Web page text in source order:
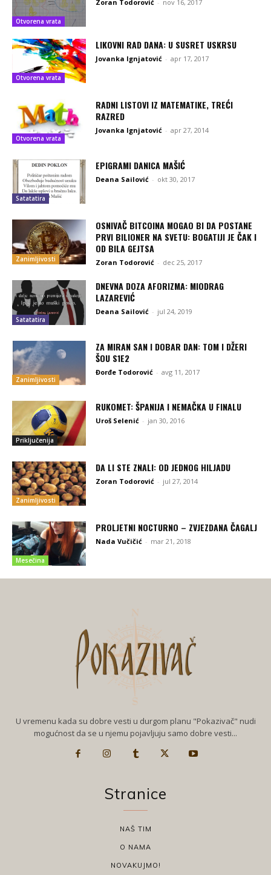
Otvorena vrata
Zoran Todorović - nov 16, 2017
Otvorena vrata
LIKOVNI RAD DANA: U SUSRET USKRSU
Jovanka Ignjatović - apr 17, 2017
Otvorena vrata
RADNI LISTOVI IZ MATEMATIKE, TREĆI
RAZRED
Jovanka Ignjatović - apr 27, 2014
Satatatira
EPIGRAMI DANICA MAŠIĆ
Deana Sailović - okt 30, 2017
Zanimljivosti
OSNIVAČ BITCOINA MOGAO BI DA POSTANE
PRVI BILIONER NA SVETU: BOGATIJI JE ČAK I
OD BILA GEJTSA
Zoran Todorović - dec 25, 2017
Satatatira
DNEVNA DOZA AFORIZMA: MIODRAG
LAZAREVIĆ
Deana Sailović - jul 24, 2019
Zanimljivosti
ZA MIRAN SAN I DOBAR DAN: TOM I DŽERI
ŠOU S1E2
Đorđe Todorović - avg 11, 2017
Priključenija
RUKOMET: ŠPANIJA I NEMAČKA U FINALU
Uroš Selenić - jan 30, 2016
Zanimljivosti
DA LI STE ZNALI: OD JEDNOG HILJADU
Zoran Todorović - jul 27, 2014
Mesečina
PROLJETNI NOCTURNO – ZVJEZDANA ČAGALJ
Nada Vučičić - mar 21, 2018
U vremenu kada su dobre vesti u durgom planu "Pokazivač" nudi
mogućnost da se u njemu pojavljuju samo dobre vesti...
Stranice
NAŠ TIM
O NAMA
NOVAKUJMO!